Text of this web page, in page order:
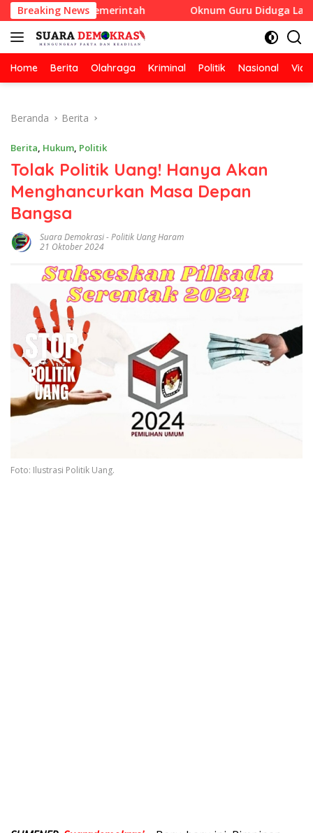
Langsung
ke
konten
Breaking News
Pemerintah Oknum Guru Diduga Langgar
Home Berita Olahraga Kriminal Politik Nasional
Beranda Berita
Berita, Hukum, Politik
Tolak Politik Uang! Hanya Akan
Menghancurkan Masa Depan
Bangsa
Suara Demokrasi-Politik Uang Haram
21 Oktober 2024
Foto: Ilustrasi Politik Uang.